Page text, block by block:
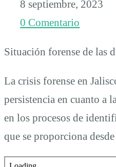
8 septiembre, 2023
0 Comentario
Situación forense de las
La crisis forense en
persistencia en cuanto a
en los procesos de
que se proporciona